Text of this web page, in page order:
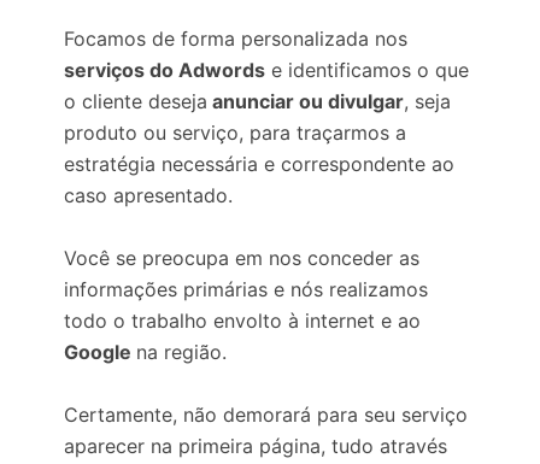
Focamos de forma personalizada nos
serviços do Adwords e identificamos o que
o cliente deseja anunciar ou divulgar, seja
produto ou serviço, para traçarmos a
estratégia necessária e correspondente ao
caso apresentado.
Você se preocupa em nos conceder as
informações primárias e nós realizamos
todo o trabalho envolto à internet e ao
Google na região.
Certamente, não demorará para seu serviço
aparecer na primeira página, tudo através